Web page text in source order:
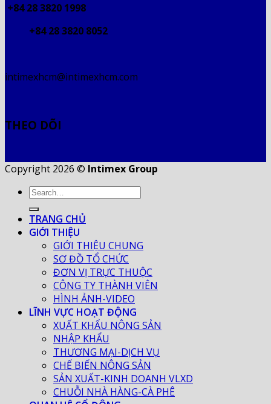
+84 28 3820 1998
+84 28 3820 8052
intimexhcm@intimexhcm.com
THEO DÕI
Copyright 2026 © Intimex Group
TRANG CHỦ
GIỚI THIỆU
GIỚI THIỆU CHUNG
SƠ ĐỒ TỔ CHỨC
ĐƠN VỊ TRỰC THUỘC
CÔNG TY THÀNH VIÊN
HÌNH ẢNH-VIDEO
LĨNH VỰC HOẠT ĐỘNG
XUẤT KHẨU NÔNG SẢN
NHẬP KHẨU
THƯƠNG MẠI-DỊCH VỤ
CHẾ BIẾN NÔNG SẢN
SẢN XUẤT-KINH DOANH VLXD
CHUỖI NHÀ HÀNG-CÀ PHÊ